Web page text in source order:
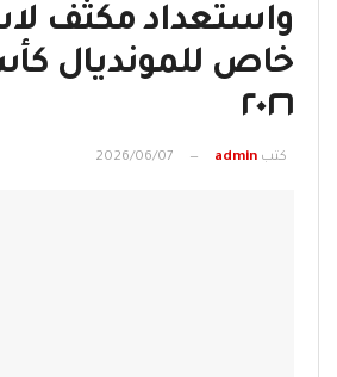
واستعداد مكثف
خاص للمونديال
٢٠٢٦
كتب admin
2026/06/07